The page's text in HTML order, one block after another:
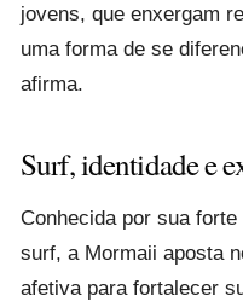
jovens, que enxergam
uma forma de se
afirma.
Surf, identidade e
Conhecida por sua
surf, a Mormaii aposta
afetiva para fortalecer